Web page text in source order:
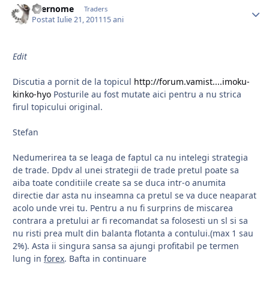
usernome Traders
PostatIulie 21, 201115 ani
Edit
Discutia a pornit de la topicul http://forum.vamist....imoku-
kinko-hyo Posturile au fost mutate aici pentru a nu strica
firul topicului original.
Stefan
Nedumerirea ta se leaga de faptul ca nu intelegi strategia
de trade. Dpdv al unei strategii de trade pretul poate sa
aiba toate conditiile create sa se duca intr-o anumita
directie dar asta nu inseamna ca pretul se va duce neaparat
acolo unde vrei tu. Pentru a nu fi surprins de miscarea
contrara a pretului ar fi recomandat sa folosesti un sl si sa
nu risti prea mult din balanta flotanta a contului.(max 1 sau
2%). Asta ii singura sansa sa ajungi profitabil pe termen
lung in forex. Bafta in continuare